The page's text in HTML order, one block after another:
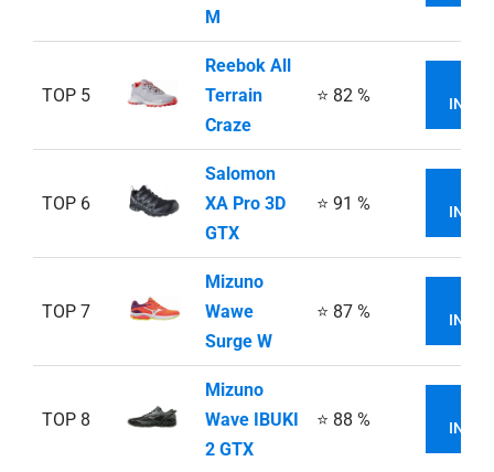
M
TOP 5
Reebok All
Terrain
Craze
⭐ 82 %
TOP 6
Salomon
XA Pro 3D
GTX
⭐ 91 %
TOP 7
Mizuno
Wawe
Surge W
⭐ 87 %
TOP 8
Mizuno
Wave IBUKI
2 GTX
⭐ 88 %